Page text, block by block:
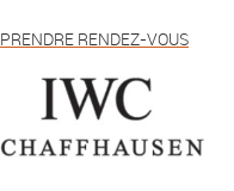
PRENDRE RENDEZ-VOUS